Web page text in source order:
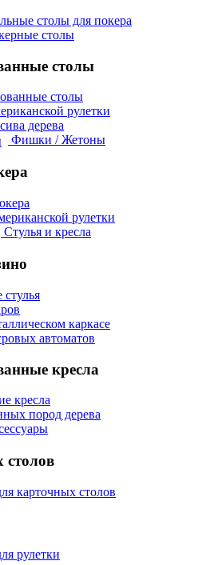
столы для покера
столы
столы
столы
рулетки
дерева
Фишки / Жетоны
рулетки
Стулья и кресла
стулья
каркасе
автоматов
кресла
кресла
пород дерева
столов
карточных столов
рулетки